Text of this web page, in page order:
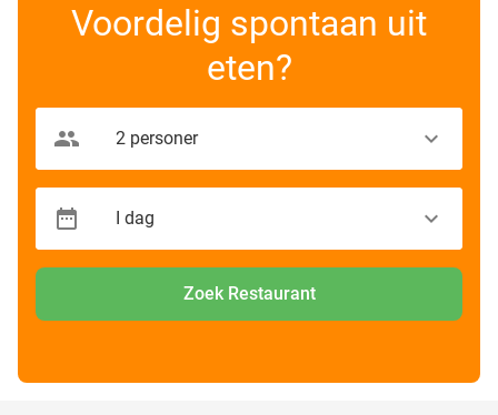
Voordelig spontaan uit
eten?
Zoek Restaurant